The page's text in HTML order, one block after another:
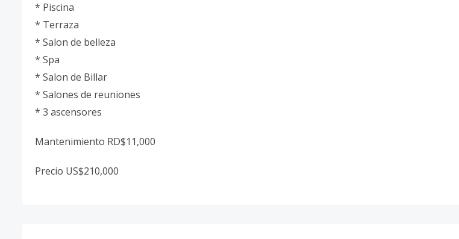
* Piscina
* Terraza
* Salon de belleza
* Spa
* Salon de Billar
* Salones de reuniones
* 3 ascensores
Mantenimiento RD$11,000
Precio US$210,000